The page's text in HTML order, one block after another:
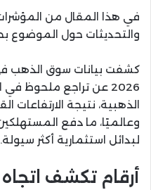
في هذا المقال من المؤشرات
والتحديثات حول
كشفت بيانات سوق الذهب
2026 عن تراجع ملحوظ
الذهبية، نتيجة الارتفاعات
وعالميًا، ما دفع
لبدائل استثمارية أكثر سيولة.
أرقام تكشف